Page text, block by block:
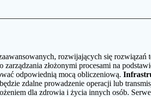
rozwijających się rozwiązań
złożonymi procesami na
odpowiednią mocą obliczeniową.
zdalne prowadzenie operacji lub
dla zdrowia i życia innych osób.